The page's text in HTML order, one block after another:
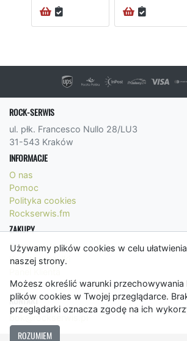
Używamy plików cookies w celu
naszej strony.
Możesz określić warunki
plików cookies w Twojej przeglądarce.
przeglądarki oznacza zgodę na ich
ROZUMIEM
ROCK-SERWIS
ul. płk. Francesco Nullo 28/LU3
31-543 Kraków
INFORMACJE
O nas
Pomoc
Polityka cookies
Rockserwis.fm
ZAKUPY
Formy płatności
Koszty wysyłki
Regulamin
KONTAKT
bok@rockserwis.pl